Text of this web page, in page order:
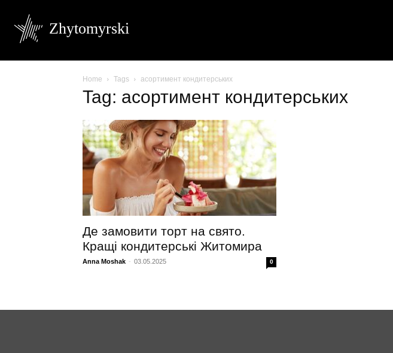
Zhytomyrski
Home Tags асортимент кондитерських
Tag: асортимент кондитерських
Де замовити торт на свято.
Кращі кондитерські Житомира
Anna Moshak - 03.05.2025 0